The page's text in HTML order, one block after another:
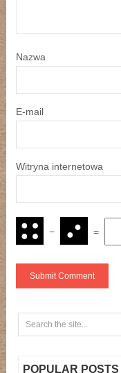
Nazwa
E-mail
Witryna internetowa
− =
POPULAR POSTS